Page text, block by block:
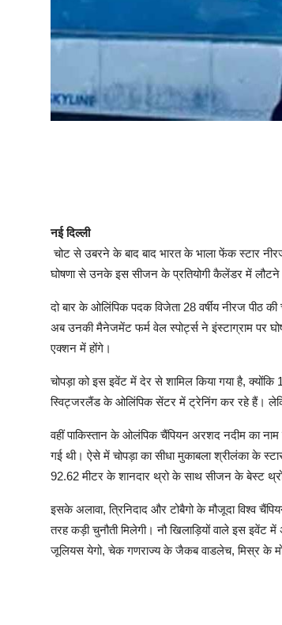
नई दिल्ली
चोट से उबरने के बाद बाद भारत के भाला फेंक स्टार
घोषणा से उनके इस सीजन के प्रतियोगी कैलेंडर में लौटने
दो बार के ओलिंपिक पदक विजेता 28 वर्षीय नीरज पीठ
अब उनकी मैनेजमेंट फर्म वेल स्पोर्ट्स ने इंस्टाग्राम पर
एक्शन में होंगे।
चोपड़ा को इस इवेंट में देर से शामिल किया गया है,
स्विट्जरलैंड के ओलिंपिक सेंटर में ट्रेनिंग कर रहे हैं।
वहीं पाकिस्तान के ओलंपिक चैंपियन अरशद नदीम का
गई थी। ऐसे में चोपड़ा का सीधा मुकाबला श्रीलंका के
92.62 मीटर के शानदार थ्रो के साथ सीजन के बेस्ट
इसके अलावा, त्रिनिदाद और टोबैगो के मौजूदा विश्व
तरह कड़ी चुनौती मिलेगी। नौ खिलाड़ियों वाले इस इवेंट
जूलियस येगो, चेक गणराज्य के जैकब वाडलेच, मिस्र के